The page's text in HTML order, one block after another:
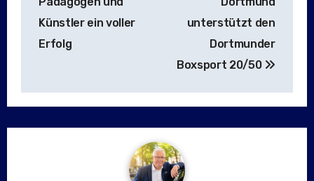
Künstler ein voller
Erfolg
unterstützt den
Dortmunder
Boxsport 20/50